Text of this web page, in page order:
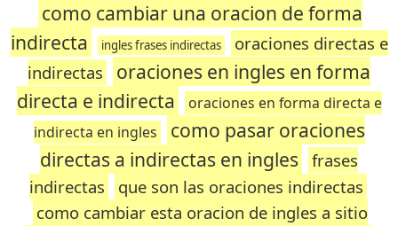
como cambiar una oracion de forma
indirecta
ingles frases indirectas
oraciones directas e
indirectas
oraciones en ingles en forma
directa e indirecta
oraciones en forma directa e
indirecta en ingles
como pasar oraciones
directas a indirectas en ingles frases
indirectas
que son las oraciones indirectas
como cambiar esta oracion de ingles a sitio